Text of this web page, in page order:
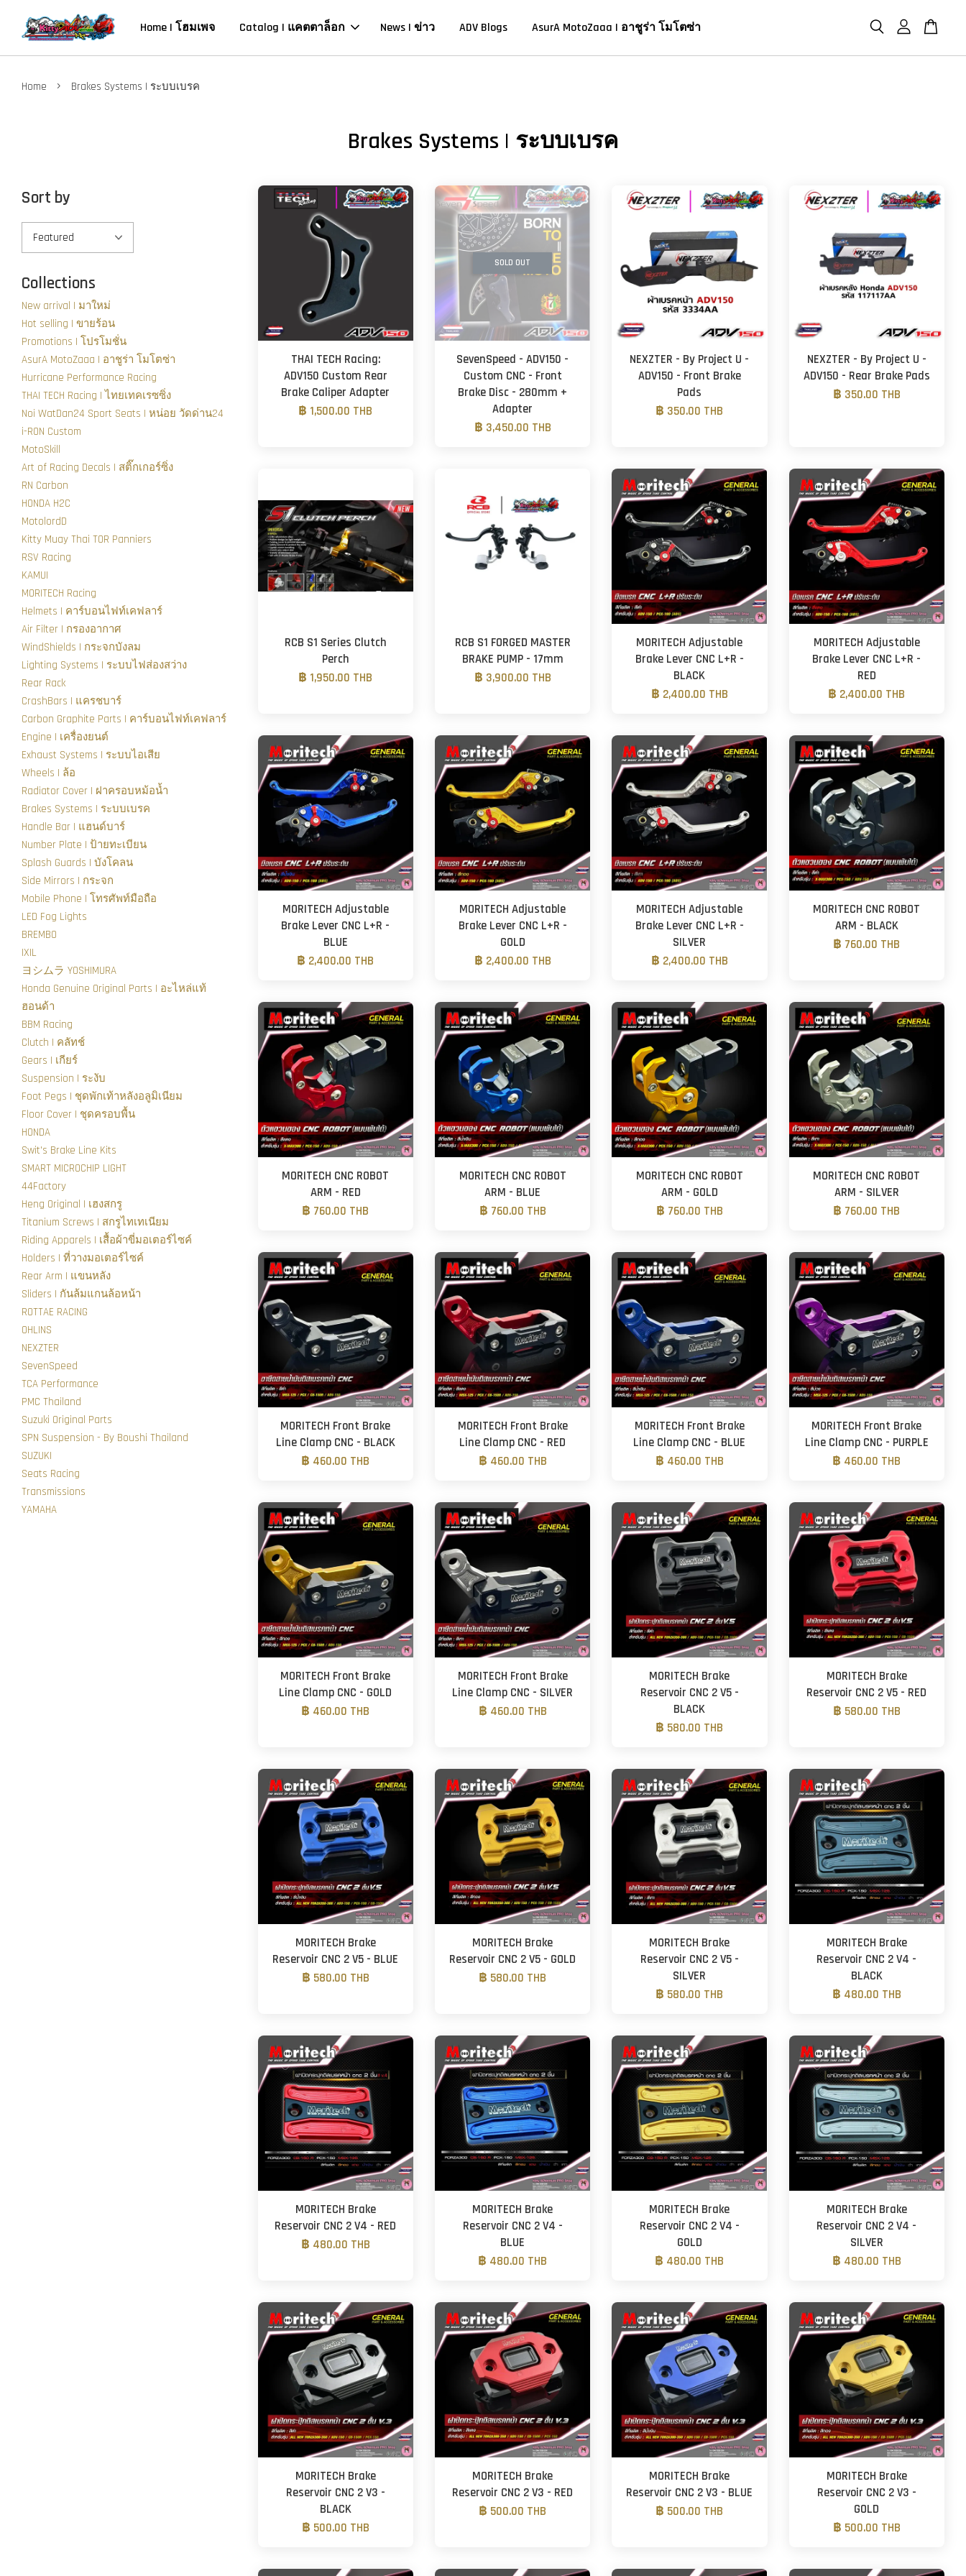
Home | โฮมเพจ Catalog | แคตตาล็อก News | ข่าว ADV Blogs AsurA MotoZaaa | อาชูร่า โมโตซ่า
Home › Brakes Systems | ระบบเบรค
Brakes Systems | ระบบเบรค
Sort by
Collections
New arrival | มาใหม่
Hot selling | ขายร้อน
Promotions | โปรโมชั่น
AsurA MotoZaaa | อาชูร่า โมโตซ่า
Hurricane Performance Racing
THAI TECH Racing | ไทยเทคเรซซิ่ง
Noi WatDan24 Sport Seats | หน่อย วัดด่าน24
i-RON Custom
MotoSkill
Art of Racing Decals | สติ๊กเกอร์ซิ่ง
RN Carbon
HONDA H2C
MotolordD
Kitty Muay Thai TOR Panniers
RSV Racing
KAMUI
MORITECH Racing
Helmets | คาร์บอนไฟท์เคฟลาร์
Air Filter | กรองอากาศ
WindShields | กระจกบังลม
Lighting Systems | ระบบไฟส่องสว่าง
Rear Rack
CrashBars | แครชบาร์
Carbon Graphite Parts | คาร์บอนไฟท์เคฟลาร์
Engine | เครื่องยนต์
Exhaust Systems | ระบบไอเสีย
Wheels | ล้อ
Radiator Cover | ฝาครอบหม้อน้ำ
Brakes Systems | ระบบเบรค
Handle Bar | แฮนด์บาร์
Number Plate | ป้ายทะเบียน
Splash Guards | บังโคลน
Side Mirrors | กระจก
Mobile Phone | โทรศัพท์มือถือ
LED Fog Lights
BREMBO
IXIL
ヨシムラ YOSHIMURA
Honda Genuine Original Parts | อะไหล่แท้
ฮอนด้า
BBM Racing
Clutch | คลัทช์
Gears | เกียร์
Suspension | ระงับ
Foot Pegs | ชุดพักเท้าหลังอลูมิเนียม
Floor Cover | ชุดครอบพื้น
HONDA
Swit's Brake Line Kits
SMART MICROCHIP LIGHT
44Factory
Heng Original | เฮงสกรู
Titanium Screws | สกรูไทเทเนียม
Riding Apparels | เสื้อผ้าขี่มอเตอร์ไซค์
Holders | ที่วางมอเตอร์ไซค์
Rear Arm | แขนหลัง
Sliders | กันล้มแกนล้อหน้า
ROTTAE RACING
OHLINS
NEXZTER
SevenSpeed
TCA Performance
PMC Thailand
Suzuki Original Parts
SPN Suspension - By Boushi Thailand
SUZUKI
Seats Racing
Transmissions
YAMAHA
THAI TECH Racing:
ADV150 Custom Rear
Brake Caliper Adapter
฿ 1,500.00 THB
SOLD OUT
SevenSpeed - ADV150 -
Custom CNC - Front
Brake Disc - 280mm +
Adapter
฿ 3,450.00 THB
NEXZTER - By Project U -
ADV150 - Front Brake
Pads
฿ 350.00 THB
NEXZTER - By Project U -
ADV150 - Rear Brake Pads
฿ 350.00 THB
RCB S1 Series Clutch
Perch
฿ 1,950.00 THB
RCB S1 FORGED MASTER
BRAKE PUMP - 17mm
฿ 3,900.00 THB
MORITECH Adjustable
Brake Lever CNC L+R -
BLACK
฿ 2,400.00 THB
MORITECH Adjustable
Brake Lever CNC L+R -
RED
฿ 2,400.00 THB
MORITECH Adjustable
Brake Lever CNC L+R -
BLUE
฿ 2,400.00 THB
MORITECH Adjustable
Brake Lever CNC L+R -
GOLD
฿ 2,400.00 THB
MORITECH Adjustable
Brake Lever CNC L+R -
SILVER
฿ 2,400.00 THB
MORITECH CNC ROBOT
ARM - BLACK
฿ 760.00 THB
MORITECH CNC ROBOT
ARM - RED
฿ 760.00 THB
MORITECH CNC ROBOT
ARM - BLUE
฿ 760.00 THB
MORITECH CNC ROBOT
ARM - GOLD
฿ 760.00 THB
MORITECH CNC ROBOT
ARM - SILVER
฿ 760.00 THB
MORITECH Front Brake
Line Clamp CNC - BLACK
฿ 460.00 THB
MORITECH Front Brake
Line Clamp CNC - RED
฿ 460.00 THB
MORITECH Front Brake
Line Clamp CNC - BLUE
฿ 460.00 THB
MORITECH Front Brake
Line Clamp CNC - PURPLE
฿ 460.00 THB
MORITECH Front Brake
Line Clamp CNC - GOLD
฿ 460.00 THB
MORITECH Front Brake
Line Clamp CNC - SILVER
฿ 460.00 THB
MORITECH Brake
Reservoir CNC 2 V5 -
BLACK
฿ 580.00 THB
MORITECH Brake
Reservoir CNC 2 V5 - RED
฿ 580.00 THB
MORITECH Brake
Reservoir CNC 2 V5 - BLUE
฿ 580.00 THB
MORITECH Brake
Reservoir CNC 2 V5 - GOLD
฿ 580.00 THB
MORITECH Brake
Reservoir CNC 2 V5 -
SILVER
฿ 580.00 THB
MORITECH Brake
Reservoir CNC 2 V4 -
BLACK
฿ 480.00 THB
MORITECH Brake
Reservoir CNC 2 V4 - RED
฿ 480.00 THB
MORITECH Brake
Reservoir CNC 2 V4 -
BLUE
฿ 480.00 THB
MORITECH Brake
Reservoir CNC 2 V4 -
GOLD
฿ 480.00 THB
MORITECH Brake
Reservoir CNC 2 V4 -
SILVER
฿ 480.00 THB
MORITECH Brake
Reservoir CNC 2 V3 -
BLACK
฿ 500.00 THB
MORITECH Brake
Reservoir CNC 2 V3 - RED
฿ 500.00 THB
MORITECH Brake
Reservoir CNC 2 V3 - BLUE
฿ 500.00 THB
MORITECH Brake
Reservoir CNC 2 V3 -
GOLD
฿ 500.00 THB